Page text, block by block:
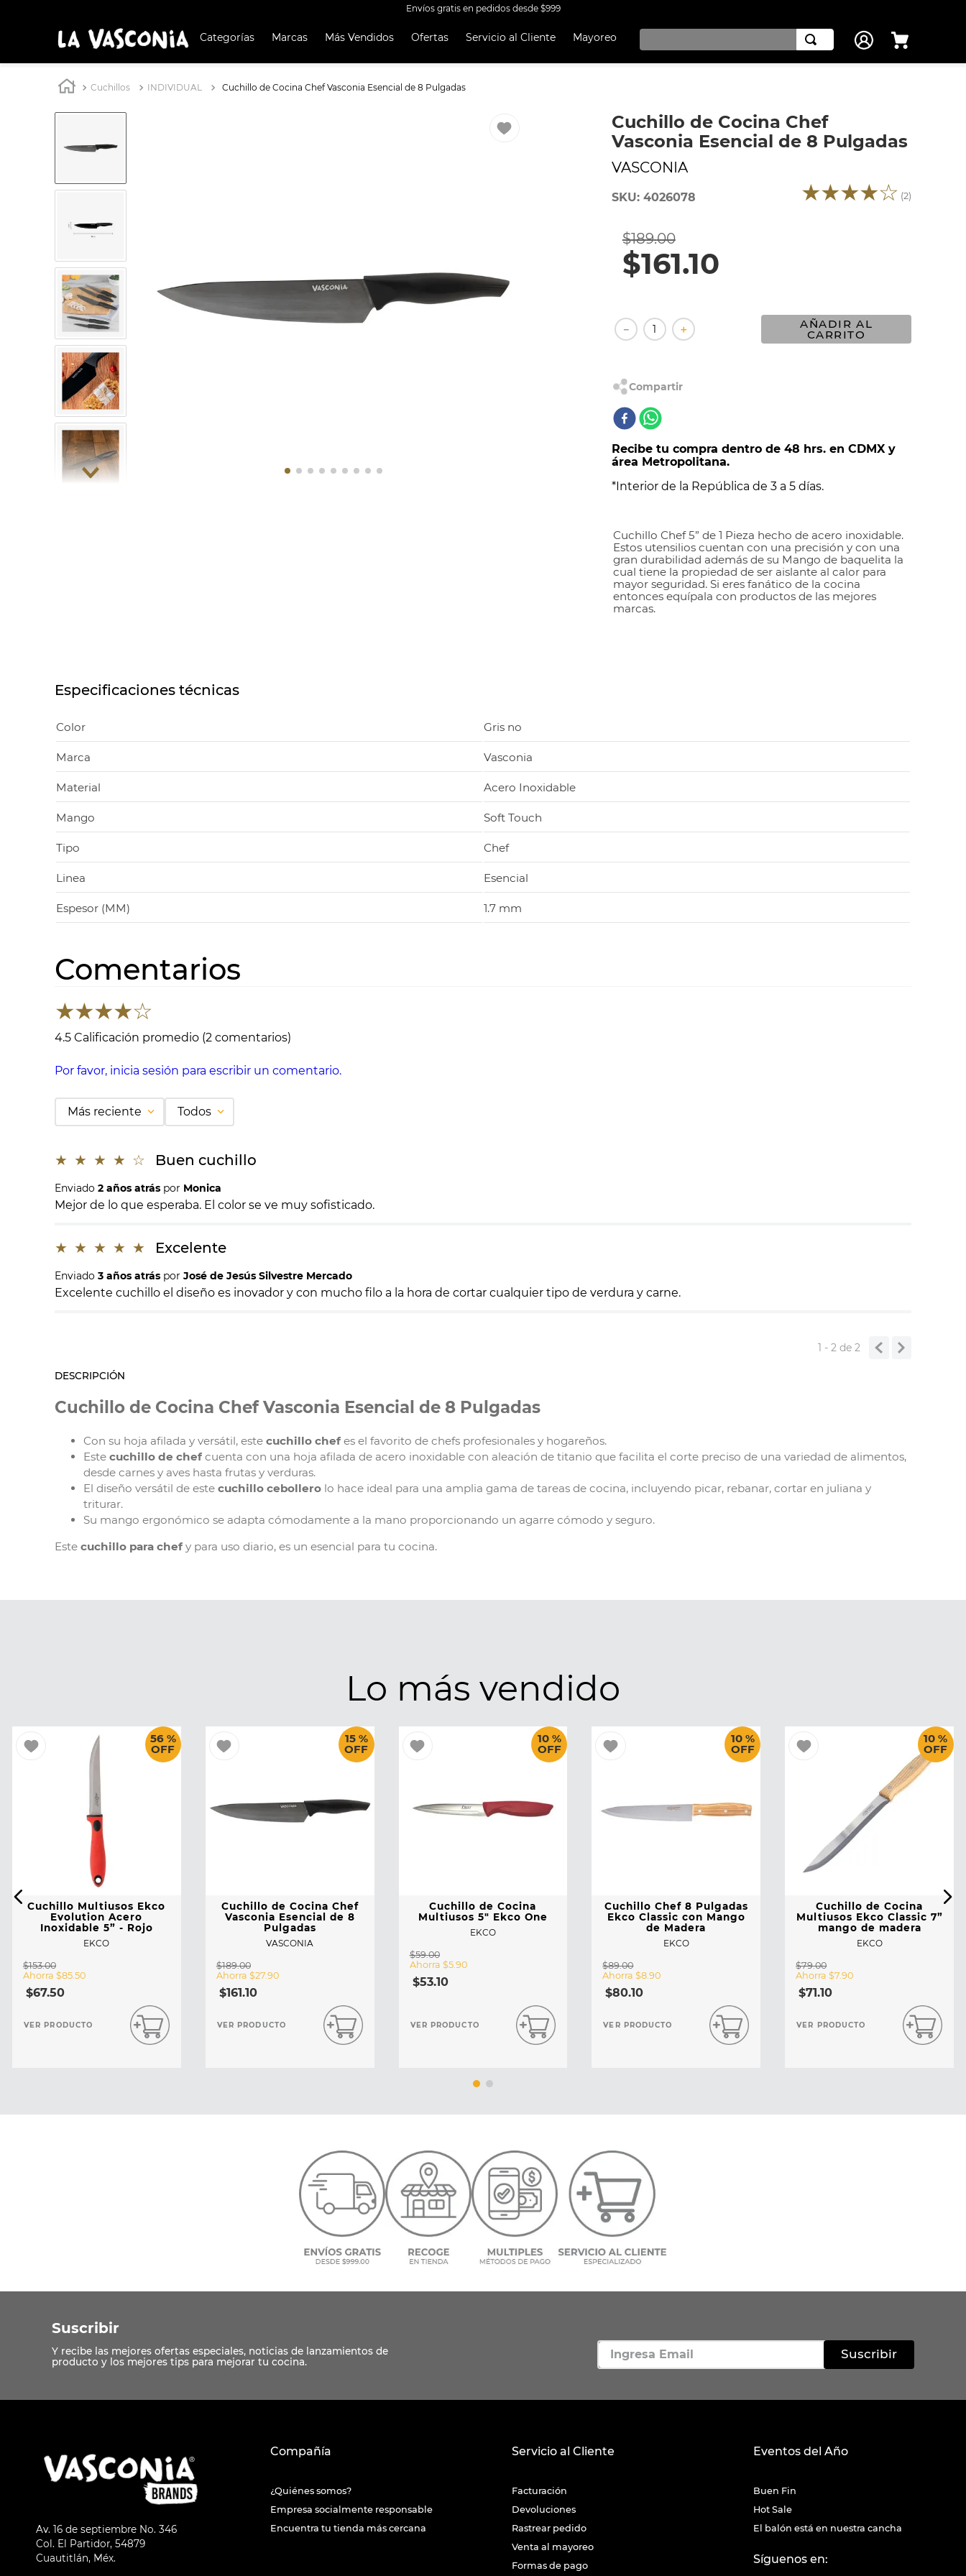
Envíos gratis en pedidos desde $999
Categorías Marcas Más Vendidos Ofertas Servicio al Cliente Mayoreo
Cuchillos INDIVIDUAL Cuchillo de Cocina Chef Vasconia Esencial de 8 Pulgadas
Cuchillo de Cocina Chef
Vasconia Esencial de 8 Pulgadas
VASCONIA
SKU: 4026078 ★★★★☆ (2)
$189.00
$161.10
＋
－ AÑADIR AL
CARRITO
Recibe tu compra dentro de 48 hrs. en CDMX y
área Metropolitana.
*Interior de la República de 3 a 5 días.
Cuchillo Chef 5” de 1 Pieza hecho de acero inoxidable.
Estos utensilios cuentan con una precisión y con una
gran durabilidad además de su Mango de baquelita la
cual tiene la propiedad de ser aislante al calor para
mayor seguridad. Si eres fanático de la cocina
entonces equípala con productos de las mejores
marcas.
Especificaciones técnicas
Color Gris no
Marca Vasconia
Material Acero Inoxidable
Mango Soft Touch
Tipo Chef
Linea Esencial
Espesor (MM) 1.7 mm
Comentarios
★★★★☆
4.5 Calificación promedio (2 comentarios)
Por favor, inicia sesión para escribir un comentario.
Más reciente Todos
★ ★ ★ ★ ☆ Buen cuchillo
Enviado 2 años atrás por Monica
Mejor de lo que esperaba. El color se ve muy sofisticado.
★ ★ ★ ★ ★ Excelente
Enviado 3 años atrás por José de Jesús Silvestre Mercado
Excelente cuchillo el diseño es inovador y con mucho filo a la hora de cortar cualquier tipo de verdura y carne.
1 - 2de 2
DESCRIPCIÓN
Cuchillo de Cocina Chef Vasconia Esencial de 8 Pulgadas
Con su hoja afilada y versátil, este cuchillo chef es el favorito de chefs profesionales y hogareños.
Este cuchillo de chef cuenta con una hoja afilada de acero inoxidable con aleación de titanio que facilita el corte preciso de una variedad de alimentos,
desde carnes y aves hasta frutas y verduras.
El diseño versátil de este cuchillo cebollero lo hace ideal para una amplia gama de tareas de cocina, incluyendo picar, rebanar, cortar en juliana y
triturar.
Su mango ergonómico se adapta cómodamente a la mano proporcionando un agarre cómodo y seguro.
Este cuchillo para chef y para uso diario, es un esencial para tu cocina.
Lo más vendido
56 %
OFF
Cuchillo Multiusos Ekco
Evolution Acero
Inoxidable 5” - Rojo
EKCO
$153.00
Ahorra $85. 50
$67.50
VER PRODUCTO
15 %
OFF
Cuchillo de Cocina Chef
Vasconia Esencial de 8
Pulgadas
VASCONIA
$189.00
Ahorra $27. 90
$161.10
VER PRODUCTO
10 %
OFF
Cuchillo de Cocina
Multiusos 5" Ekco One
EKCO
$59.00
Ahorra $5.90
$53.10
VER PRODUCTO
10 %
OFF
Cuchillo Chef 8 Pulgadas
Ekco Classic con Mango
de Madera
EKCO
$89.00
Ahorra$8 .90
$80.10
VER PRODUCTO
10 %
OFF
Cuchillo de Cocina
Multiusos Ekco Classic 7”
mango de madera
EKCO
$79.00
Ahorra$7 .90
$71.10
VER PRODUCTO
Suscribir
Suscribir
Av. 16 de septiembre No. 346
Col. El Partidor, 54879
Cuautitlán, Méx.
Compañía
¿Quiénes somos?
Empresa socialmente responsable
Encuentra tu tienda más cercana
Servicio al Cliente
Facturación
Devoluciones
Rastrear pedido
Venta al mayoreo
Formas de pago
Eventos del Año
Buen Fin
Hot Sale
El balón está en nuestra cancha
Síguenos en:
TÉRMINOS MÁS
ACERO INOXIDABLE
10. COMAL